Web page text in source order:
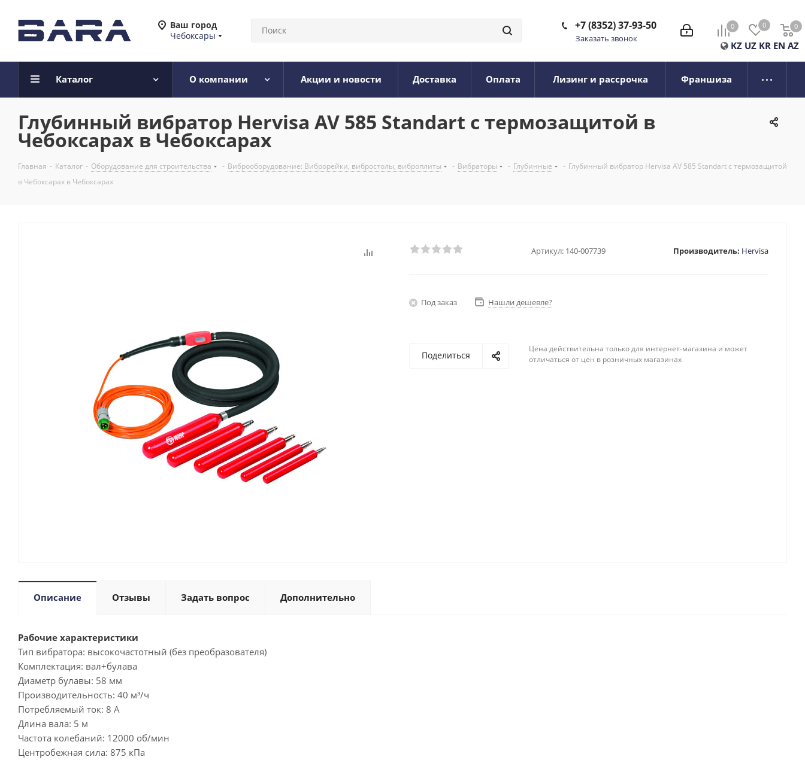
Ваш город
Чебоксары
0 0 0
0
KZ UZ KR EN AZ
+7 (8352) 37-93-50
Заказать звонок
Каталог О компании Акции и новости Доставка Оплата Лизинг и рассрочка Франшиза
Глубинный вибратор Hervisa AV 585 Standart с термозащитой в
Чебоксарах в Чебоксарах
Главная - Каталог - Оборудование для строительства - Виброоборудование: Виброрейки, вибростолы, виброплиты - Вибраторы - Глубинные - Глубинный вибратор Hervisa AV 585 Standart с термозащитой
в Чебоксарах в Чебоксарах
Артикул: 140-007739 Производитель: Hervisa
Под заказ Нашли дешевле?
Поделиться
Цена действительна только для интернет-магазина и может
отличаться от цен в розничных магазинах
Описание Отзывы Задать вопрос Дополнительно
Рабочие характеристики
Тип вибратора: высокочастотный (без преобразователя)
Комплектация: вал+булава
Диаметр булавы: 58 мм
Производительность: 40 м³/ч
Потребляемый ток: 8 А
Длина вала: 5 м
Частота колебаний: 12000 об/мин
Центробежная сила: 875 кПа